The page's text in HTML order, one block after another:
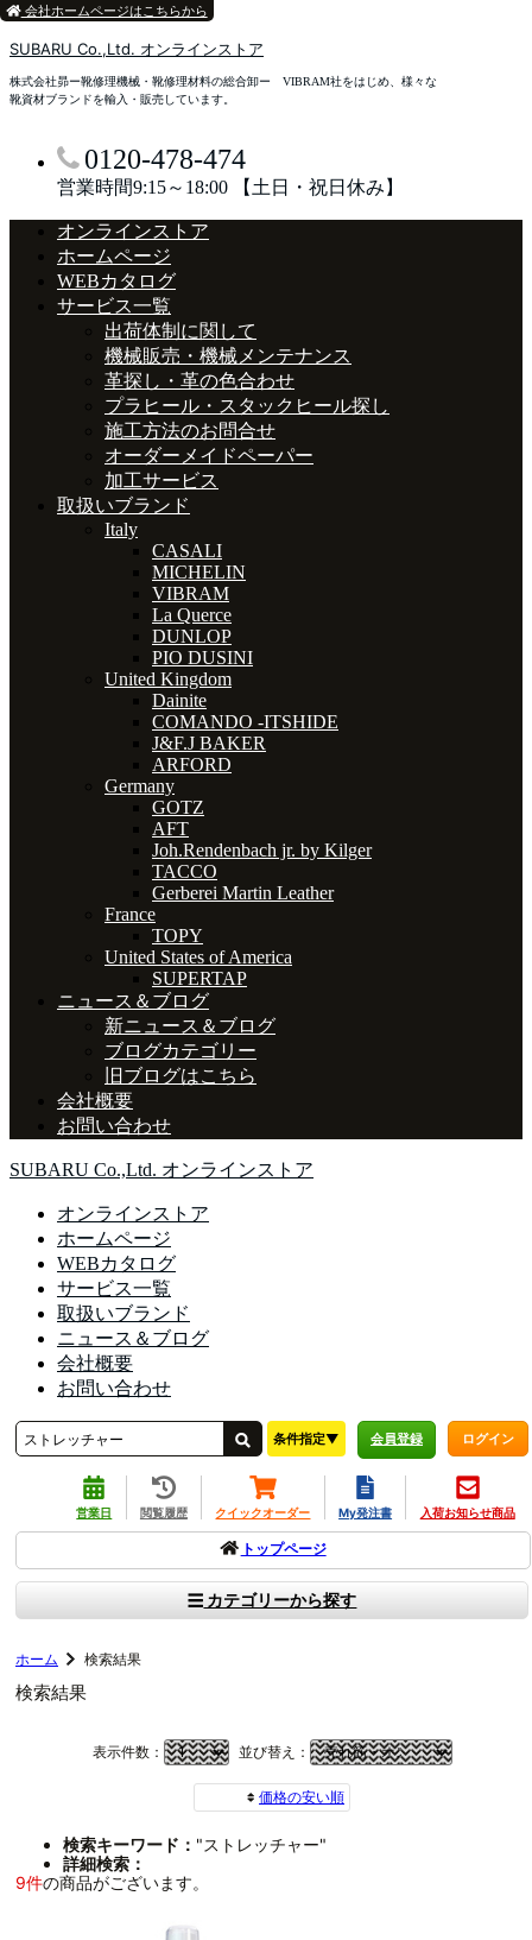
SUBARU Co.,Ltd. オンラインストア
株式会社昴ー靴修理機械・靴修理材料の総合卸ー VIBRAM社をはじめ、様々な
靴資材ブランドを輸入・販売しています。
0120-478-474
営業時間9:15～18:00 【土日・祝日休み】
会社ホームページはこちらから
オンラインストア
ホームページ
WEBカタログ
サービス一覧
出荷体制に関して
機械販売・機械メンテナンス
革探し・革の色合わせ
プラヒール・スタックヒール探し
施工方法のお問合せ
オーダーメイドペーパー
加工サービス
取扱いブランド
Italy
CASALI
MICHELIN
VIBRAM
La Querce
DUNLOP
PIO DUSINI
United Kingdom
Dainite
COMANDO -ITSHIDE
J&F.J BAKER
ARFORD
Germany
GOTZ
AFT
Joh.Rendenbach jr. by Kilger
TACCO
Gerberei Martin Leather
France
TOPY
United States of America
SUPERTAP
ニュース＆ブログ
新ニュース＆ブログ
ブログカテゴリー
旧ブログはこちら
会社概要
お問い合わせ
SUBARU Co.,Ltd. オンラインストア
オンラインストア
ホームページ
WEBカタログ
サービス一覧
取扱いブランド
ニュース＆ブログ
会社概要
お問い合わせ
条件指定▼ 会員登録 ログイン
営業日 閲覧履歴 クイックオーダー My発注書 入荷お知らせ商品
トップページ
カテゴリーから探す
ホーム 検索結果
検索結果
表示件数： 並び替え：
価格の安い順
検索キーワード： "ストレッチャー"
詳細検索：
9件の商品がございます。